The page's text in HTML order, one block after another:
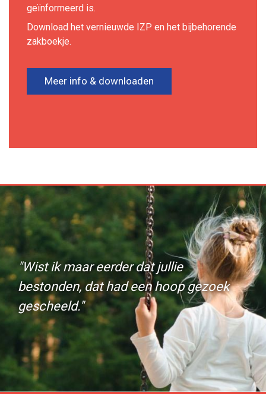
geïnformeerd is.
Download het vernieuwde IZP en het bijbehorende
zakboekje.
Meer info & downloaden
"Wist ik maar eerder dat jullie
bestonden, dat had een hoop gezoek
gescheeld."